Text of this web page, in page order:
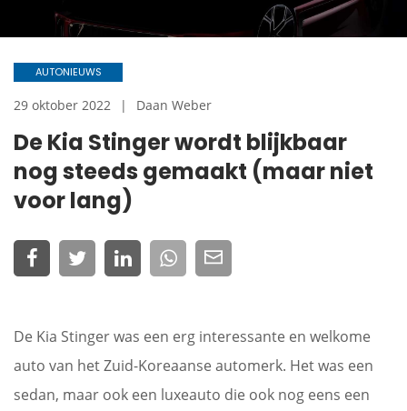
De Kia Stinger wordt blijkbaar
nog steeds gemaakt (maar niet
voor lang)
AUTONIEUWS
29 oktober 2022 Daan Weber
De Kia Stinger was een erg interessante en welkome
auto van het Zuid-Koreaanse automerk. Het was een
sedan, maar ook een luxeauto die ook nog eens een